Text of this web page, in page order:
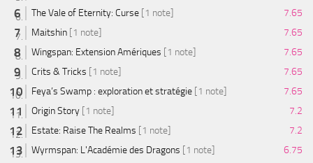
The Vale of Eternity: Curse [1 note]
7.65
Maitshin [1 note]
7.65
Wingspan: Extension Amériques [1 note]
7.65
Crits & Tricks [1 note]
7.65
Feya’s Swamp : exploration et stratégie [1 note]
7.65
Origin Story [1 note]
7.2
Estate: Raise The Realms [1 note]
7.2
Wyrmspan: L'Académie des Dragons [1 note] 6.75